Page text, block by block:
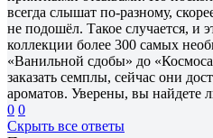
всегда слышат по-разному,
не подошёл. Такое случается, и
коллекции более 300 самых
«Ванильной сдобы» до
заказать семплы, сейчас они
ароматов. Уверены, вы найдете
0 0
Скрыть все ответы